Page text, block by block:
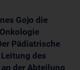
Gojo die
Pädiatrische
des
der Abteilung